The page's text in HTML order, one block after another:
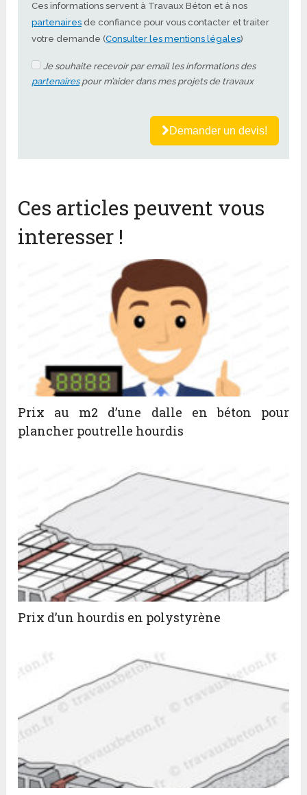
Ces informations servent à Travaux Béton et à nos
partenaires de confiance pour vous contacter et traiter
votre demande (Consulter les mentions légales)
Je souhaite recevoir par email les informations des
partenairespour m’aider dans mes projets de travaux
Demander un devis!
Ces articles peuvent vous
interesser !
Prix au m2 d’une dalle en béton pour
plancher poutrelle hourdis
Prix d’un hourdis en polystyrène